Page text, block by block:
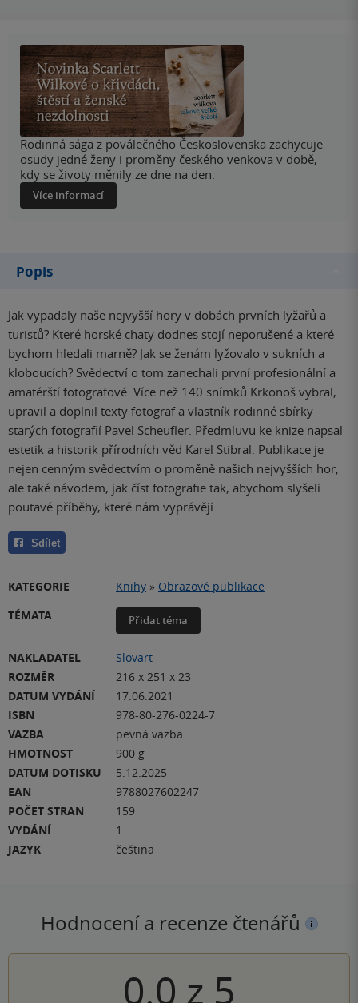
Rodinná sága z poválečného Československa zachycuje
osudy jedné ženy i proměny českého venkova v době,
kdy se životy měnily ze dne na den.
Více informací
Popis
Jak vypadaly naše nejvyšší hory v dobách prvních lyžařů a
turistů? Které horské chaty dodnes stojí neporušené a které
bychom hledali marně? Jak se ženám lyžovalo v sukních a
kloboucích? Svědectví o tom zanechali první profesionální a
amatérští fotografové. Více než 140 snímků Krkonoš vybral,
upravil a doplnil texty fotograf a vlastník rodinné sbírky
starých fotografií Pavel Scheufler. Předmluvu ke knize napsal
estetik a historik přírodních věd Karel Stibral. Publikace je
nejen cenným svědectvím o proměně našich nejvyšších hor,
ale také návodem, jak číst fotografie tak, abychom slyšeli
poutavé příběhy, které nám vyprávějí.
Sdílet
KATEGORIE Knihy » Obrazové publikace
TÉMATA
Přidat téma
NAKLADATEL
Slovart
ROZMĚR
216 x 251 x 23
DATUM VYDÁNÍ
17.06.2021
ISBN
978-80-276-0224-7
VAZBA
pevná vazba
HMOTNOST
900 g
DATUM DOTISKU
5.12.2025
EAN
9788027602247
POČET STRAN
159
VYDÁNÍ
1
JAZYK
čeština
Hodnocení a recenze čtenářů
0.0 z 5